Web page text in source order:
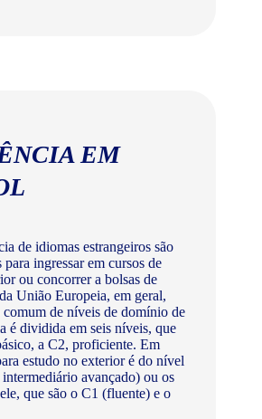
EM
de idiomas estrangeiros são
ingressar em cursos de
ou concorrer a bolsas de
União Europeia, em geral,
comum de níveis de domínio de
é dividida em seis níveis, que
a C2, proficiente. Em
estudo no exterior é do nível
avançado) ou os
que são o C1 (fluente) e o